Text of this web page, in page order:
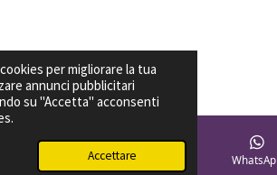
per migliorare la tua
annunci pubblicitari
su "Accetta" acconsenti
Accettare
Mappa